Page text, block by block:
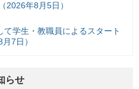
2026年8月5日）
学生・教職員によるスタート
7日）
らせ